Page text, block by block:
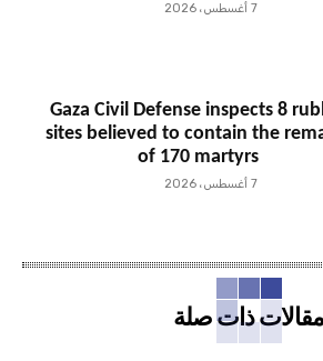
7 أغسطس، 2026
Gaza Civil Defense inspects 8
sites believed to contain the
of 170 martyrs
7 أغسطس، 2026
مقالات ذات صلة